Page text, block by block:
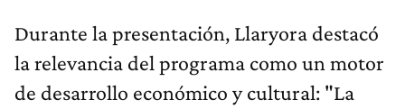
Durante la presentación, Llaryora destacó
la relevancia del programa como un motor
de desarrollo económico y cultural: "La